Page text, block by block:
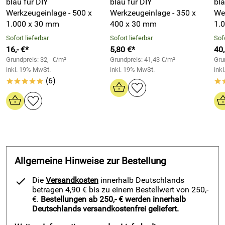
ausreichend Härte des Multilayer Schaumstoffs mit
ausreichend Druck für senkrechte Werkzeugwand
geeignet für Werkzeuge, Fotoapparate, Fotoobjektive,
Modellhubschrauber, Geocaching-Schulsets, ...
Schaumstoff hat keine chemischen Ausdünstungen
Werkzeugeinlage ist ölabweisend - gut für Kfz- und
Motorenwerkzeug
ist wasserabweisend - gut für Einsatz im Freien und
Feuchträumen
Shadow Board, ihre Systainer, L-BOXX®en oder auch eigene
Schubladen genauso individuell wie Werkzeugwände im
Keller oder der Werkstatt.
Die Vorteile liegen klar auf der Hand. Jedes Werkzeug hat
seinen festen Platz und dieser kann nach
Anwendungsbereich mit Ihren benötigten Werkzeugen selbst
Werkzeugeinlage - 500 x
1.000 x 30 mm
Sofort lieferbar
16,- €*
Grundpreis: 32,- €/m²
inkl. 19% MwSt.
***** (6)
Werkzeugeinlage - 350 x
400 x 30 mm
Sofort lieferbar
5,80 €*
Grundpreis: 41,43 €/m²
inkl. 19% MwSt.
Allgemeine Hinweise zur Bestellung
Die Versandkosten innerhalb Deutschlands
betragen 4,90 € bis zu einem Bestellwert von 250,-
€. Bestellungen ab 250,- € werden innerhalb
Deutschlands versandkostenfrei geliefert.